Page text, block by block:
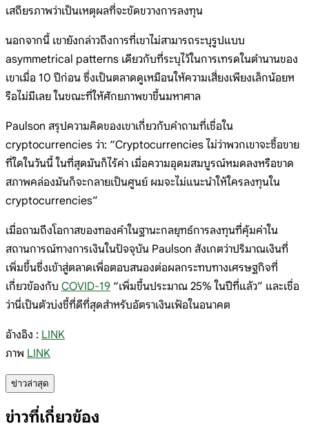
เสถียรภาพว่าเป็นเหตุผลที่จะขัดขวางการลงทุน
นอกจากนี้ เขายังกล่าวถึงการที่เขาไม่สามารถระบุรูปแบบ
asymmetrical patterns เดียวกับที่ระบุไว้ในการเทรดในตำนานของ
เขาเมื่อ 10 ปีก่อน ซึ่งเป็นตลาดดูเหมือนให้ความเสี่ยงเพียงเล็กน้อยห
รือไม่มีเลย ในขณะที่ให้ศักยภาพขาขึ้นมหาศาล
Paulson สรุปความคิดของเขาเกี่ยวกับคำถามที่เชื่อใน
cryptocurrencies ว่า: “Cryptocurrencies ไม่ว่าพวกเขาจะซื้อขาย
ที่ใดในวันนี้ ในที่สุดมันก็ไร้ค่า เมื่อความอุดมสมบูรณ์หมดลงหรือขาด
สภาพคล่องมันก็จะกลายเป็นศูนย์ ผมจะไม่แนะนำให้ใครลงทุนใน
cryptocurrencies”
เมื่อถามถึงโอกาสของทองคำในฐานะกลยุทธ์การลงทุนที่คุ้มค่าใน
สถานการณ์ทางการเงินในปัจจุบัน Paulson สังเกตว่าปริมาณเงินที่
เพิ่มขึ้นซึ่งเข้าสู่ตลาดเพื่อตอบสนองต่อผลกระทบทางเศรษฐกิจที่
เกี่ยวข้องกับ COVID-19 “เพิ่มขึ้นประมาณ 25% ในปีที่แล้ว” และเชื่อ
ว่านี่เป็นตัวบ่งชี้ที่ดีที่สุดสำหรับอัตราเงินเฟ้อในอนาคต
อ้างอิง : LINK
ภาพ LINK
ข่าวล่าสุด
ข่าวที่เกี่ยวข้อง